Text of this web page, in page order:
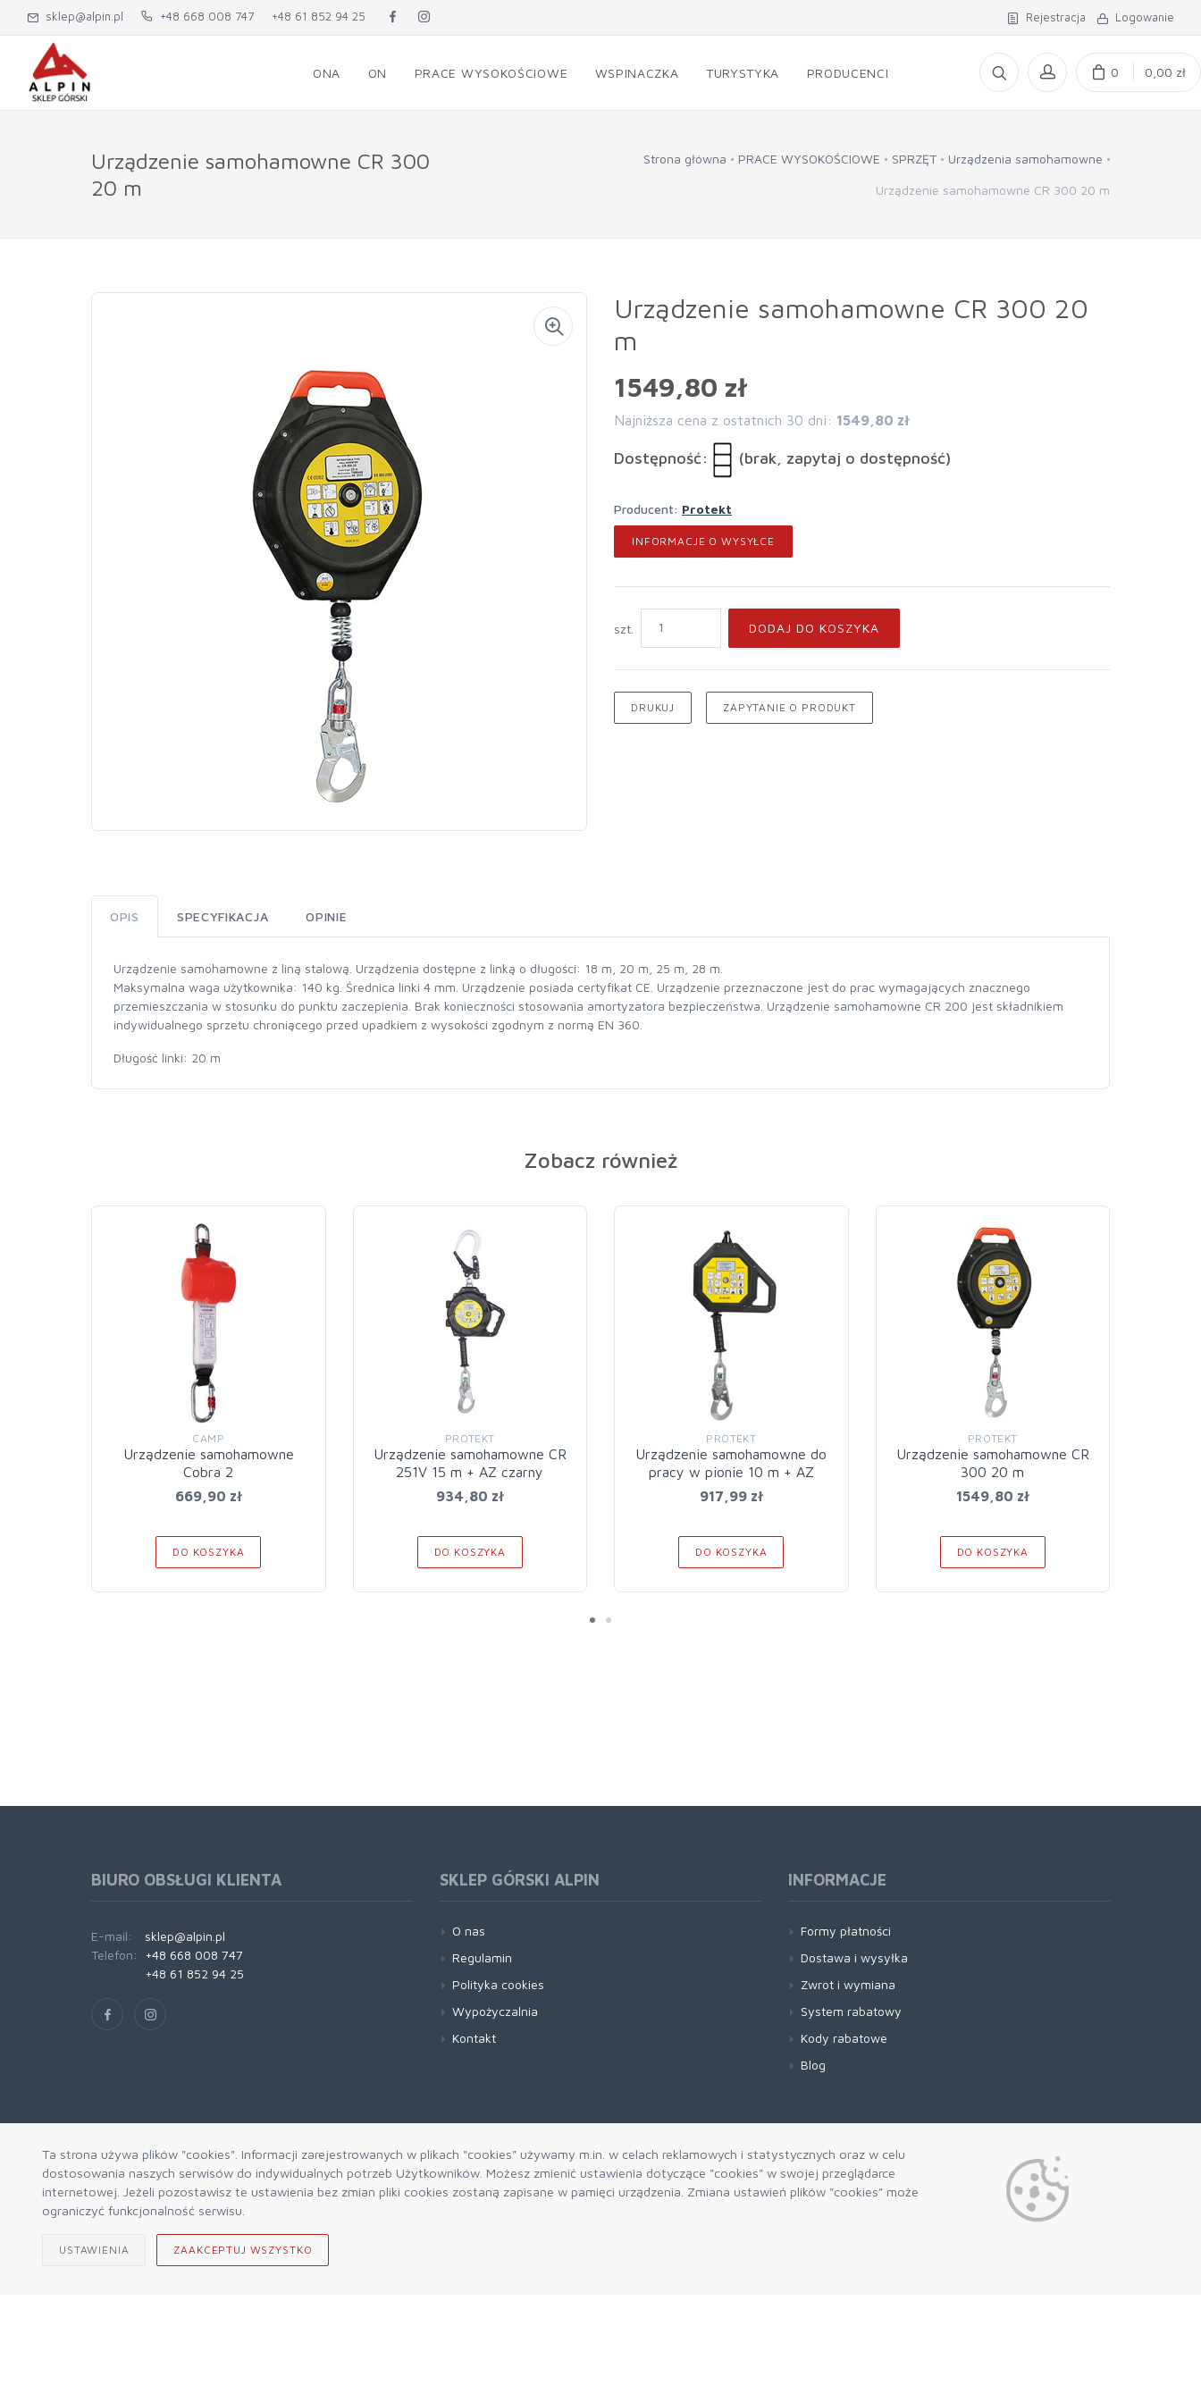
Ta strona używa plików "cookies". Informacji zarejestrowanych w plikach "cookies" używamy m.in. w celach reklamowych i statystycznych oraz w celu
dostosowania naszych serwisów do indywidualnych potrzeb Użytkowników. Możesz zmienić ustawienia dotyczące "cookies" w swojej przeglądarce
internetowej. Jeżeli pozostawisz te ustawienia bez zmian pliki cookies zostaną zapisane w pamięci urządzenia. Zmiana ustawień plików "cookies" może
ograniczyć funkcjonalność serwisu.
USTAWIENIA ZAAKCEPTUJ WSZYSTKO
sklep@alpin.pl +48 668 008 747 +48 61 852 94 25 Rejestracja Logowanie
ONA ON PRACE WYSOKOŚCIOWE WSPINACZKA TURYSTYKA PRODUCENCI 0 0,00 zł
Urządzenie samohamowne CR 300
20 m
Strona główna PRACE WYSOKOŚCIOWE SPRZĘT Urządzenia samohamowne
Urządzenie samohamowne CR 300 20 m
Urządzenie samohamowne CR 300 20
m
1549,80 zł
Najniższa cena z ostatnich 30 dni: 1549,80 zł
Dostępność: (brak, zapytaj o dostępność)
Producent: Protekt
INFORMACJE O WYSYŁCE
szt. DODAJ DO KOSZYKA
DRUKUJ ZAPYTANIE O PRODUKT
OPIS SPECYFIKACJA OPINIE
Urządzenie samohamowne z liną stalową. Urządzenia dostępne z linką o długości: 18 m, 20 m, 25 m, 28 m.
Maksymalna waga użytkownika: 140 kg. Średnica linki 4 mm. Urządzenie posiada certyfikat CE. Urządzenie przeznaczone jest do prac wymagających znacznego
przemieszczania w stosunku do punktu zaczepienia. Brak konieczności stosowania amortyzatora bezpieczeństwa. Urządzenie samohamowne CR 200 jest składnikiem
indywidualnego sprzetu chroniącego przed upadkiem z wysokości zgodnym z normą EN 360.
Długość linki: 20 m
Zobacz również
CAMP
Urządzenie samohamowne
Cobra 2
669,90 zł
DO KOSZYKA
PROTEKT
Urządzenie samohamowne CR
251V 15 m + AZ czarny
934,80 zł
DO KOSZYKA
PROTEKT
Urządzenie samohamowne do
pracy w pionie 10 m + AZ
917,99 zł
DO KOSZYKA
PROTEKT
Urządzenie samohamowne CR
300 20 m
1549,80 zł
DO KOSZYKA
BIURO OBSŁUGI KLIENTA
E-mail:
sklep@alpin.pl
Telefon:
+48 668 008 747
+48 61 852 94 25
SKLEP GÓRSKI ALPIN
O nas
Regulamin
Polityka cookies
Wypożyczalnia
Kontakt
INFORMACJE
Formy płatności
Dostawa i wysyłka
Zwrot i wymiana
System rabatowy
Kody rabatowe
Blog